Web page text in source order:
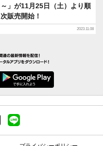
～」が11月25日（土）より順
次販売開始！
2023.11.08